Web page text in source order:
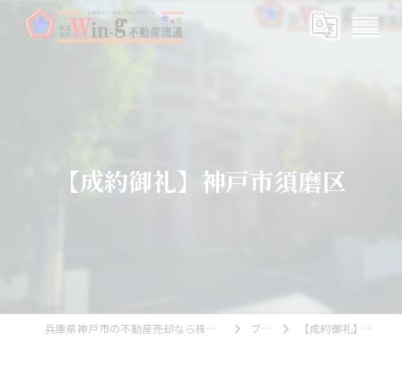
【成約御礼】神戸市須磨区
兵庫県神戸市の不動産売却なら株式会社Wing不動産流通 ブログ 【成約御礼】神戸市須磨区